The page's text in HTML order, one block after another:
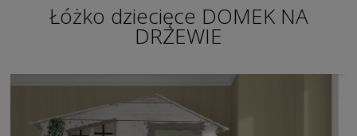
Łóżko dziecięce DOMEK NA
DRZEWIE